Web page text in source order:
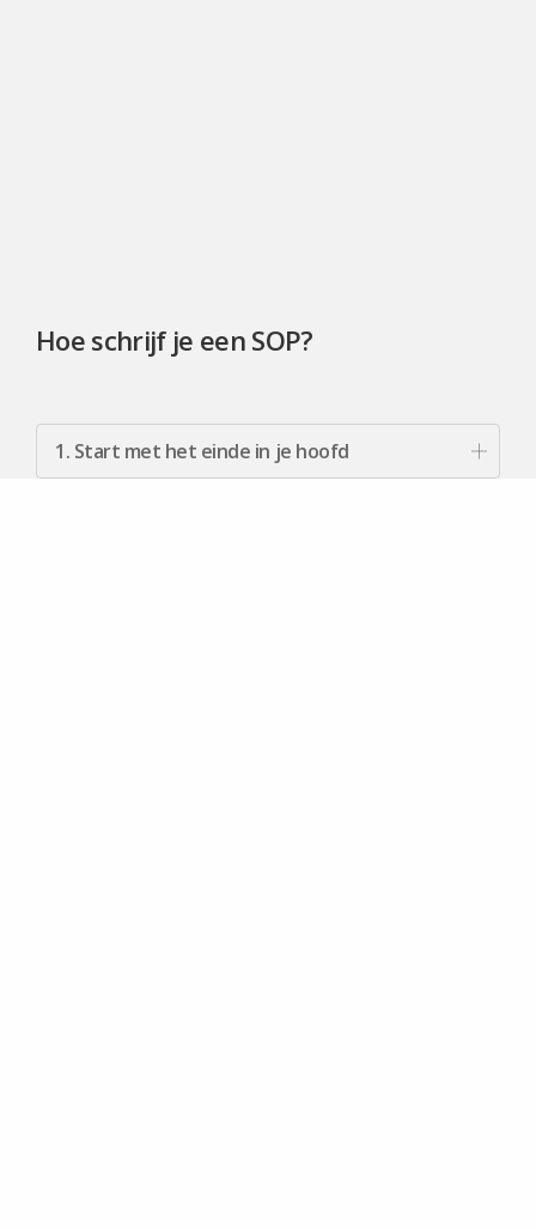
Hoe schrijf je een SOP?
1. Start met het einde in je hoofd